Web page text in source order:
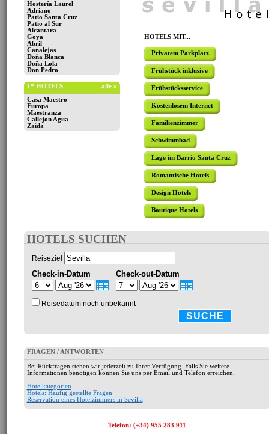
Hostería Laurel
Adriano
Patio Santa Cruz
Patio al Sur
Alcantara
Goya
Abril
Canalejas
Doña Blanca
Doña Lola
Don Pedro
alle »
1* HOTELS
Casa Maestro
Europa
Maestranza
Callejon Agua
Zaida
HOTELS MIT...
Privatem Parkplatz
Frühstück inklusive
Frühstücksservice
Kostenlosem Internet
Familienzimmer
Schwimmbad
Lage im Barrio Santa Cruz
Romantische Hotels
Design Hotels
Boutique Hotels
HOTELS SUCHEN
Reiseziel
Check-in-Datum Check-out-Datum
Reisedatum noch unbekannt
SUCHE
FRAGEN / ANTWORTEN
Bei Rückfragen stehen wir jederzeit zu Ihrer Verfügung. Falls Sie weitere
Informationen benötigen können Sie uns per Email und Telefon erreichen.
Hotelkategorien
Hotels: Häufig gestellte Fragen
Reservation eines Hotelzimmers in Sevilla
Telefon: (+34) 955 283 911